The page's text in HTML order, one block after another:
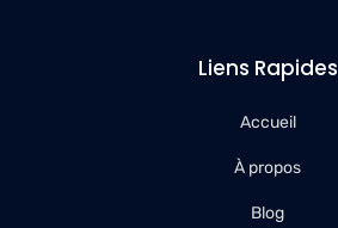
Liens Rapides
Accueil
À propos
Blog